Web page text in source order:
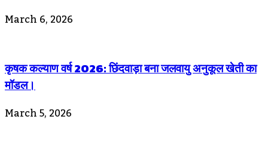
March 6, 2026
कृषक कल्याण वर्ष 2026: छिंदवाड़ा बना जलवायु अनुकूल खेती का
मॉडल।
March 5, 2026